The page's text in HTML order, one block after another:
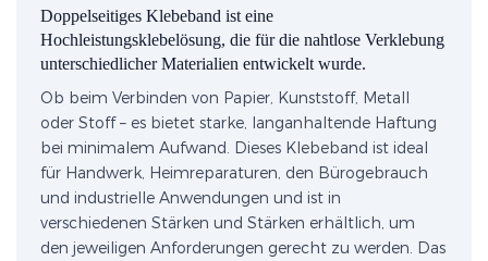
Doppelseitiges Klebeband ist eine
Hochleistungsklebelösung, die für die nahtlose Verklebung
unterschiedlicher Materialien entwickelt wurde.
Ob beim Verbinden von Papier, Kunststoff, Metall
oder Stoff – es bietet starke, langanhaltende Haftung
bei minimalem Aufwand. Dieses Klebeband ist ideal
für Handwerk, Heimreparaturen, den Bürogebrauch
und industrielle Anwendungen und ist in
verschiedenen Stärken und Stärken erhältlich, um
den jeweiligen Anforderungen gerecht zu werden. Das